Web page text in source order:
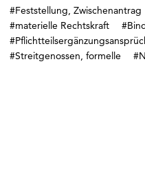
#Feststellung, Zwischenantrag
#materielle Rechtskraft
#Streitgenossen, formelle